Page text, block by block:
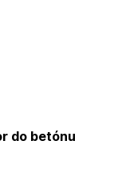
do betónu